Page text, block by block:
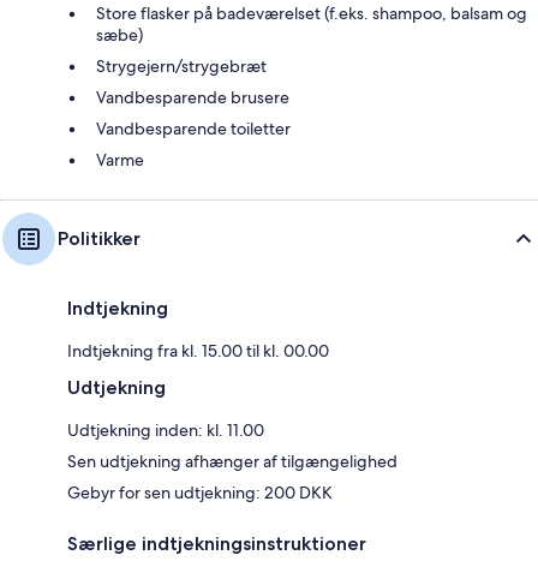
Store flasker på badeværelset (f.eks. shampoo, balsam og
sæbe)
Strygejern/strygebræt
Vandbesparende brusere
Vandbesparende toiletter
Varme
Politikker
Indtjekning
Indtjekning fra kl. 15.00 til kl. 00.00
Udtjekning
Udtjekning inden: kl. 11.00
Sen udtjekning afhænger af tilgængelighed
Gebyr for sen udtjekning: 200 DKK
Særlige indtjekningsinstruktioner